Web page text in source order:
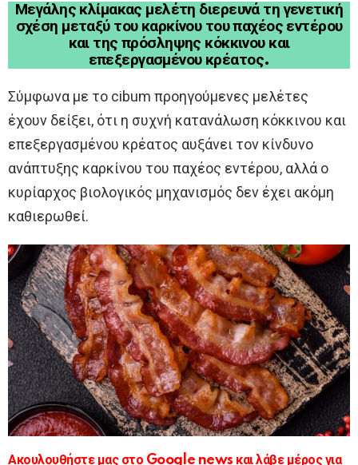
Μεγάλης κλίμακας μελέτη διερευνά τη γενετική
σχέση μεταξύ του καρκίνου του παχέος εντέρου
και της πρόσληψης κόκκινου και
επεξεργασμένου κρέατος.
Σύμφωνα με το cibum προηγούμενες μελέτες
έχουν δείξει, ότι η συχνή κατανάλωση κόκκινου και
επεξεργασμένου κρέατος αυξάνει τον κίνδυνο
ανάπτυξης καρκίνου του παχέος εντέρου, αλλά ο
κυρίαρχος βιολογικός μηχανισμός δεν έχει ακόμη
καθιερωθεί.
Ακουλουθήστε μας στο Google news και λάβε μέρος για